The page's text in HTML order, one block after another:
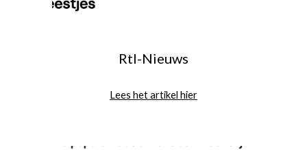
Rtl-Nieuws
Lees het artikel hier